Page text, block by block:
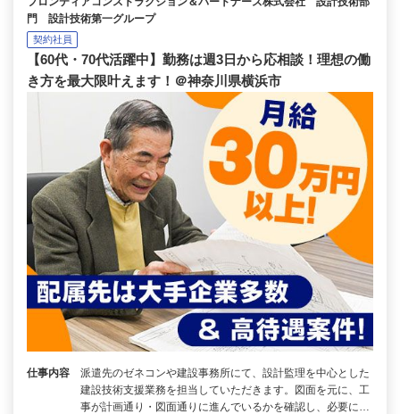
門 設計技術第一グループ
契約社員
【60代・70代活躍中】勤務は週3日から応相談！理想の働
き方を最大限叶えます！＠神奈川県横浜市
仕事内容
派遣先のゼネコンや建設事務所にて、設計監理を中心とした
建設技術支援業務を担当していただきます。図面を元に、工
事が計画通り・図面通りに進んでいるかを確認し、必要に…